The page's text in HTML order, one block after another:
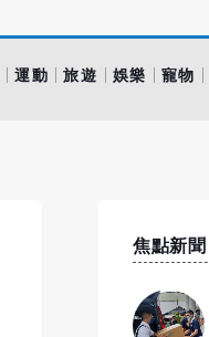
運動 旅遊 娛樂 寵物
焦點新聞